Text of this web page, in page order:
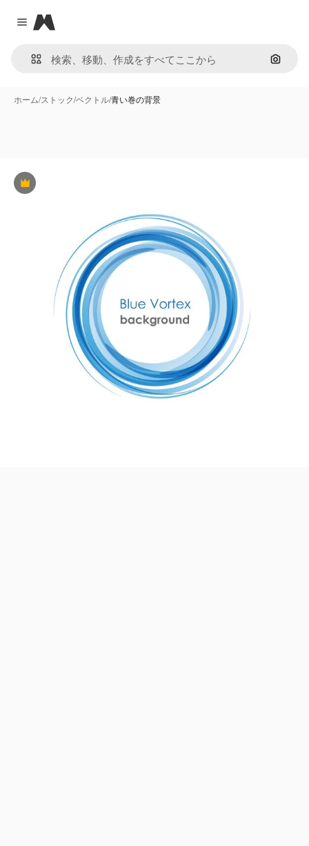
Close menu
Magnific
画像で
ホーム/ストック/ベクトル/青い巻の背景
Premium